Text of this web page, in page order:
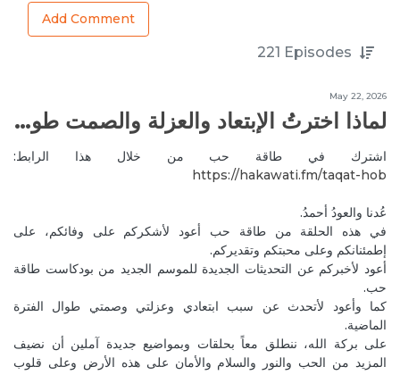
ElianaL
Tx u soo helpful🙏🙏
Reply
Jan 26, 2020
You are Welcome. Glad you found it helpful.
Feb 7, 2020
حب الذات Reply
JoelleC Feb 8, 2020
Thank you Abdo!
Reply
JoelleC Feb 8, 2020
Add Comment
221 Episodes
May 22, 2026
لماذا اخترتُ الإبتعاد والعزلة والصمت طوال الفترة الماضية؟
اشترك في طاقة حب من خلال هذا الرابط:
https://hakawati.fm/taqat-hob‬
عُدنا والعودُ أحمدُ.
في هذه الحلقة من طاقة حب أعود لأشكركم على وفائكم، على
إطمئنانكم وعلى محبتكم وتقديركم.
أعود لأخبركم عن التحديثات الجديدة للموسم الجديد من بودكاست طاقة
حب.
كما وأعود لأتحدث عن سبب ابتعادي وعزلتي وصمتي طوال الفترة
الماضية.
على بركة الله، ننطلق معاً بحلقات وبمواضيع جديدة آملين أن نضيف
المزيد من الحب والنور والسلام والأمان على هذه الأرض وعلى قلوب